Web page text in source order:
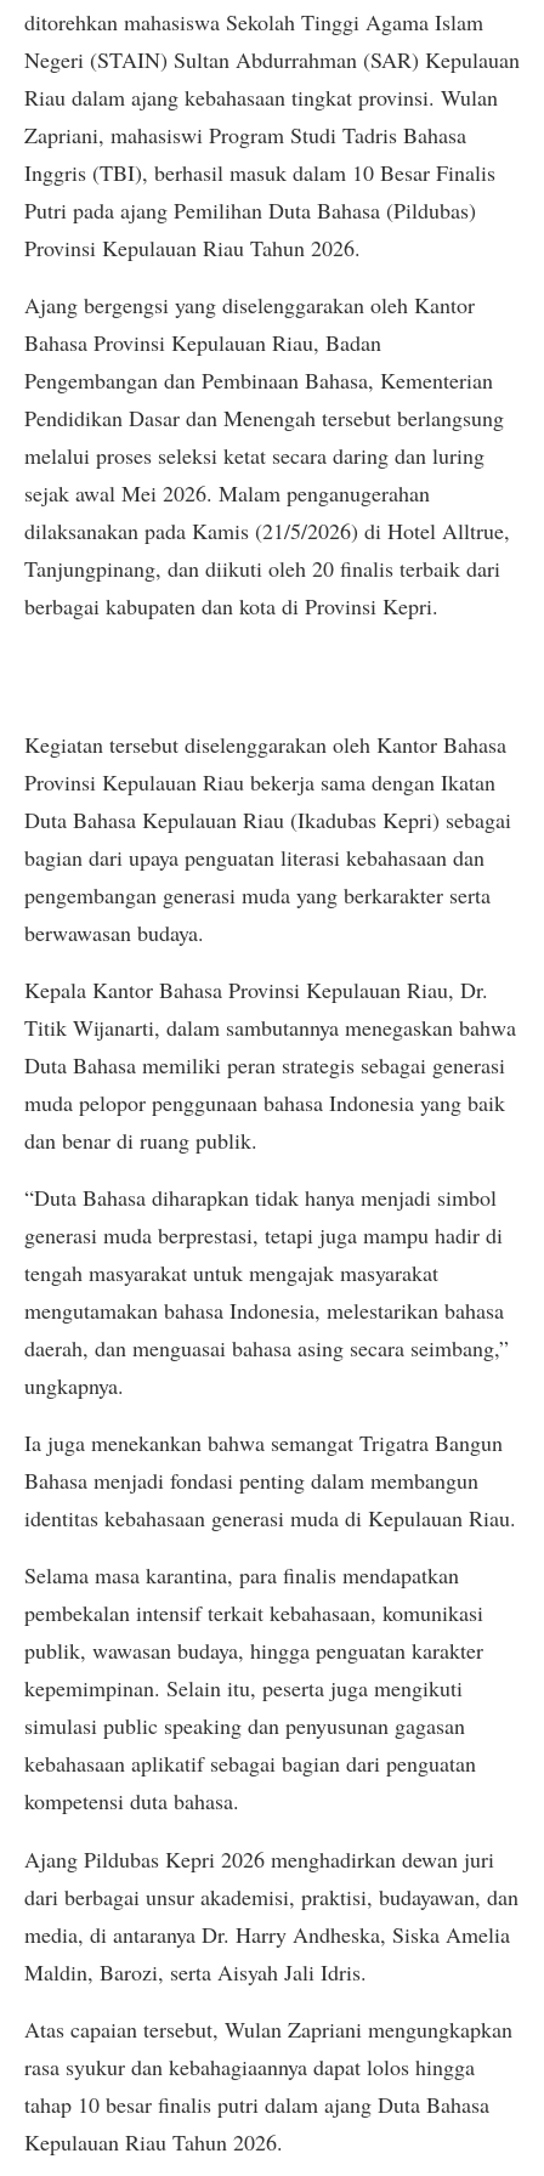
ditorehkan mahasiswa Sekolah Tinggi Agama Islam
Negeri (STAIN) Sultan Abdurrahman (SAR) Kepulauan
Riau dalam ajang kebahasaan tingkat provinsi. Wulan
Zapriani, mahasiswi Program Studi Tadris Bahasa
Inggris (TBI), berhasil masuk dalam 10 Besar Finalis
Putri pada ajang Pemilihan Duta Bahasa (Pildubas)
Provinsi Kepulauan Riau Tahun 2026.
Ajang bergengsi yang diselenggarakan oleh Kantor
Bahasa Provinsi Kepulauan Riau, Badan
Pengembangan dan Pembinaan Bahasa, Kementerian
Pendidikan Dasar dan Menengah tersebut berlangsung
melalui proses seleksi ketat secara daring dan luring
sejak awal Mei 2026. Malam penganugerahan
dilaksanakan pada Kamis (21/5/2026) di Hotel Alltrue,
Tanjungpinang, dan diikuti oleh 20 finalis terbaik dari
berbagai kabupaten dan kota di Provinsi Kepri.
Kegiatan tersebut diselenggarakan oleh Kantor Bahasa
Provinsi Kepulauan Riau bekerja sama dengan Ikatan
Duta Bahasa Kepulauan Riau (Ikadubas Kepri) sebagai
bagian dari upaya penguatan literasi kebahasaan dan
pengembangan generasi muda yang berkarakter serta
berwawasan budaya.
Kepala Kantor Bahasa Provinsi Kepulauan Riau, Dr.
Titik Wijanarti, dalam sambutannya menegaskan bahwa
Duta Bahasa memiliki peran strategis sebagai generasi
muda pelopor penggunaan bahasa Indonesia yang baik
dan benar di ruang publik.
“Duta Bahasa diharapkan tidak hanya menjadi simbol
generasi muda berprestasi, tetapi juga mampu hadir di
tengah masyarakat untuk mengajak masyarakat
mengutamakan bahasa Indonesia, melestarikan bahasa
daerah, dan menguasai bahasa asing secara seimbang,”
ungkapnya.
Ia juga menekankan bahwa semangat Trigatra Bangun
Bahasa menjadi fondasi penting dalam membangun
identitas kebahasaan generasi muda di Kepulauan Riau.
Selama masa karantina, para finalis mendapatkan
pembekalan intensif terkait kebahasaan, komunikasi
publik, wawasan budaya, hingga penguatan karakter
kepemimpinan. Selain itu, peserta juga mengikuti
simulasi public speaking dan penyusunan gagasan
kebahasaan aplikatif sebagai bagian dari penguatan
kompetensi duta bahasa.
Ajang Pildubas Kepri 2026 menghadirkan dewan juri
dari berbagai unsur akademisi, praktisi, budayawan, dan
media, di antaranya Dr. Harry Andheska, Siska Amelia
Maldin, Barozi, serta Aisyah Jali Idris.
Atas capaian tersebut, Wulan Zapriani mengungkapkan
rasa syukur dan kebahagiaannya dapat lolos hingga
tahap 10 besar finalis putri dalam ajang Duta Bahasa
Kepulauan Riau Tahun 2026.